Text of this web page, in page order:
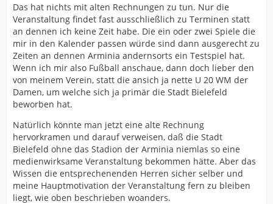
Das hat nichts mit alten Rechnungen zu tun. Nur die
Veranstaltung findet fast ausschließlich zu Terminen statt
an dennen ich keine Zeit habe. Die ein oder zwei Spiele die
mir in den Kalender passen würde sind dann ausgerecht zu
Zeiten an dennen Arminia andernsorts ein Testspiel hat.
Wenn ich mir also Fußball anschaue, dann doch lieber den
von meinem Verein, statt die ansich ja nette U 20 WM der
Damen, um welche sich ja primär die Stadt Bielefeld
beworben hat.
Natürlich könnte man jetzt eine alte Rechnung
hervorkramen und darauf verweisen, daß die Stadt
Bielefeld ohne das Stadion der Arminia niemlas so eine
medienwirksame Veranstaltung bekommen hätte. Aber das
Wissen die entsprechenenden Herren sicher selber und
meine Hauptmotivation der Veranstaltung fern zu bleiben
liegt, wie oben beschrieben woanders.